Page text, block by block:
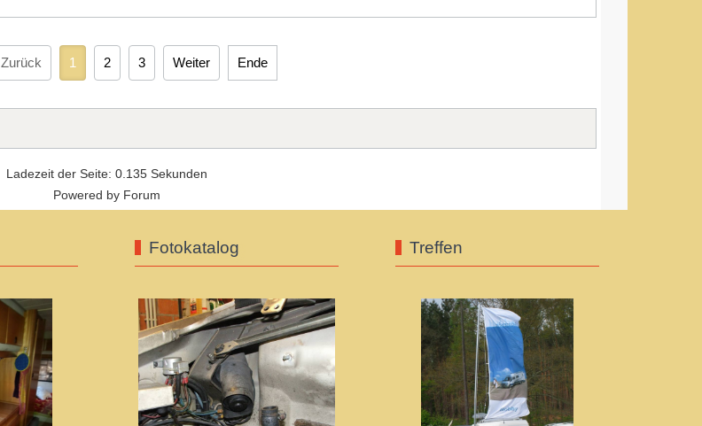
Zurück 1 2 3 Weiter Ende
Ladezeit der Seite: 0.135 Sekunden
Powered by Forum
Fotokatalog Treffen